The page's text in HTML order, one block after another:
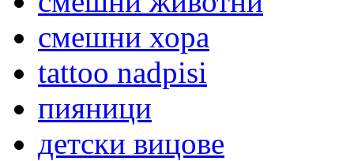
смешни хора
tattoo nadpisi
пияници
детски вицове